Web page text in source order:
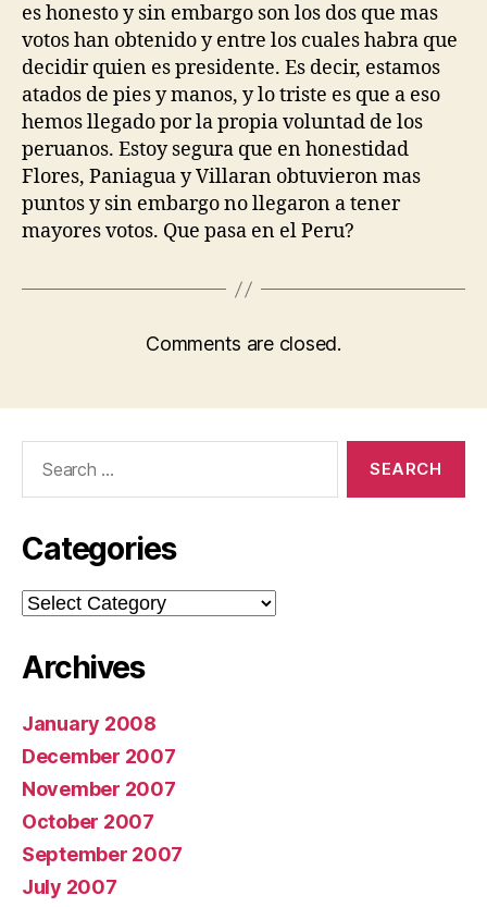
es honesto y sin embargo son los dos que mas
votos han obtenido y entre los cuales habra que
decidir quien es presidente. Es decir, estamos
atados de pies y manos, y lo triste es que a eso
hemos llegado por la propia voluntad de los
peruanos. Estoy segura que en honestidad
Flores, Paniagua y Villaran obtuvieron mas
puntos y sin embargo no llegaron a tener
mayores votos. Que pasa en el Peru?
Comments are closed.
Categories
Categories
Archives
January 2008
December 2007
November 2007
October 2007
September 2007
July 2007